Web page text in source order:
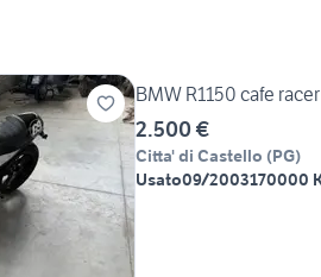
BMW R1150 cafe racer
2.500 €
Citta' di Castello (PG)
Usato09/2003170000